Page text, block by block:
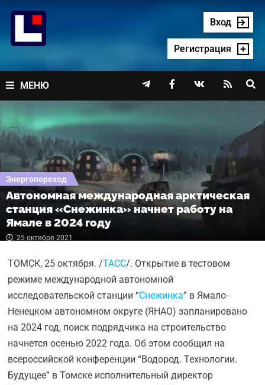
содержимому
Вход
Регистрация
МЕНЮ    
Энергопереход
Автономная международная арктическая
станция «Снежинка» начнет работу на
Ямале в 2024 году
25 октября 2021
ТОМСК, 25 октября. /ТАСС/. Открытие в тестовом
режиме международной автономной
исследовательской станции “Снежинка” в Ямало-
Ненецком автономном округе (ЯНАО) запланировано
на 2024 год, поиск подрядчика на строительство
начнется осенью 2022 года. Об этом сообщил на
всероссийской конференции “Водород. Технологии.
Будущее” в Томске исполнительный директор